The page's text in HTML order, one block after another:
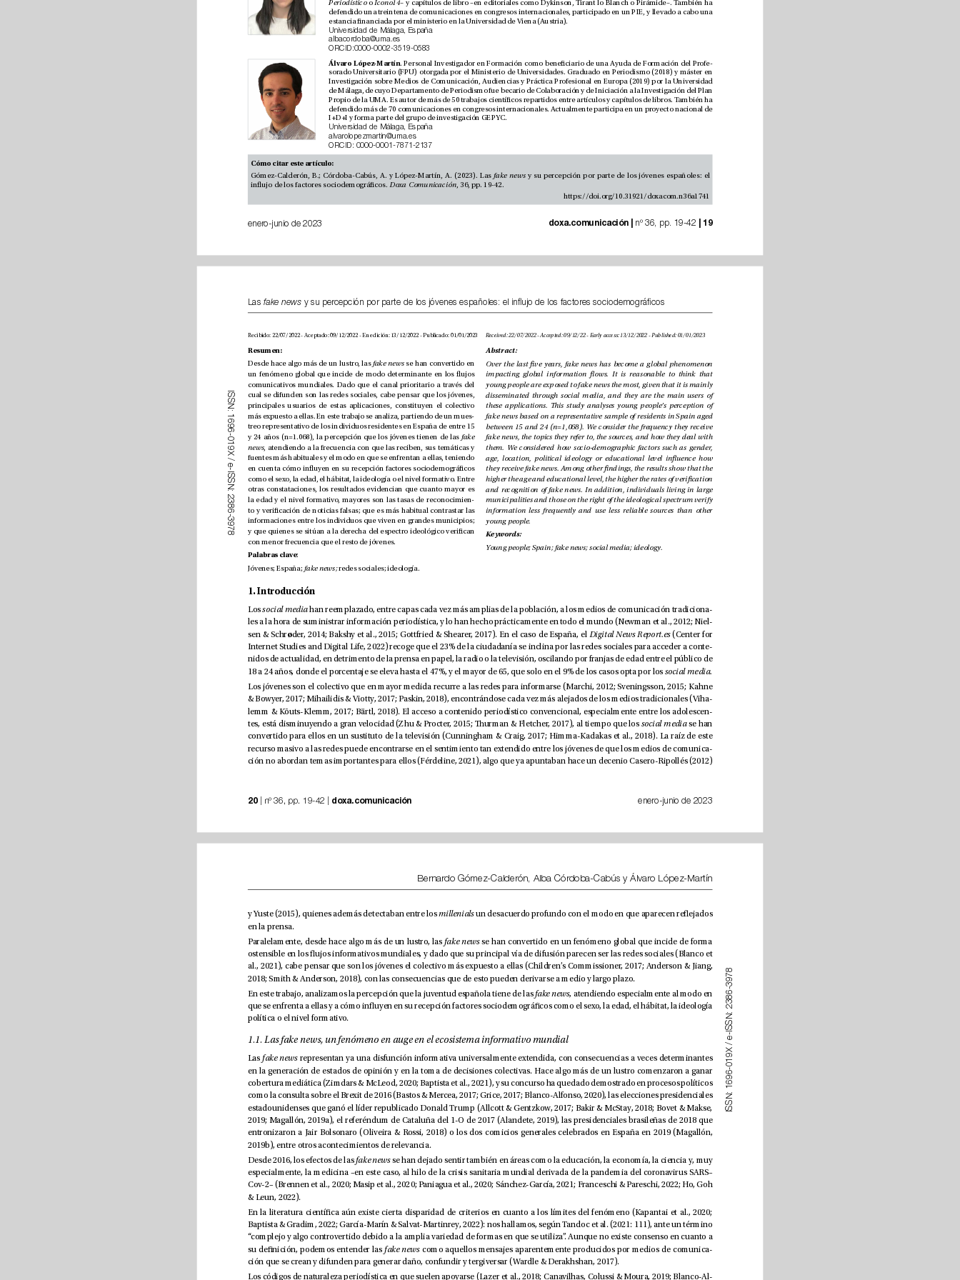
nº 36, pp. 19-42 | 19
enero-junio de 2023
Gómez-Calderón, B.; Córdoba-Cabús, A. y López-Martín, A. (2023). Las fake news
y su percepción por parte de los jóvenes españoles: el
Doxa Comunicación
, 36, pp. 19-42.
https://doi.org/10.31921/doxacom.n36a1741
Periodístico o Icono14 – y capítulos de libro –en editoriales como Dykinson, Tirant lo Blanch o Pirámide–. También ha
defendido una treintena de comunicaciones en congresos internacionales, participado en un PIE, y llevado a cabo una
Universidad de Málaga, España
albacordoba@uma.es
ORCID:0000-0002-3519-0583
Álvaro López-Martín . Personal Investigador en Formación como beneciario de una Ayuda de Formación del Profe-
Investigación sobre Medios de Comunicación, Audiencias y Práctica Profesional en Europa (2019) por la Universidad
Propio de la UMA. Es autor de más de 50 trabajos cientícos repartidos entre artículos y capítulos de libros. También ha
defendido más de 70 comunicaciones en congresos internacionales. Actualmente participa en un proyecto nacional de
I+D+I y forma parte del grupo de investigación GEPYC.
Universidad de Málaga, España
alvarolopezmartin@uma.es
ORCID: 0000-0001-7871-2137
20 enero-junio de 2023
Las fake news y su percepción por parte de los jóvenes españoles: el inujo de los factores sociodemográcos
I
S
S
N
:
1
6
9
6
-
0
1
9
X
/
e
I
S
S
N
:
2
3
8
6
-
3
9
7
8
doxa.comunicación
1. Introducción
Los social media han reemplazado, entre capas cada vez más amplias de la población, a los medios de comunicación tradiciona-
les a la hora de suministrar información periodística, y lo han hecho prácticamente en todo el mundo (Newman et al., 2012; Niel-
sen & Schrø der, 2014; Bakshy et al., 2015; Gottfried & Shearer, 2017). En el caso de España, el Digital News Report.es
Internet Studies and Digital Life, 2022) recoge que el 23% de la ciudadanía se inclina por las redes sociales para acceder a conte-
nidos de actualidad, en detrimento de la prensa en papel, la radio o la televisión, oscilando por franjas de edad entre el público de
Los jóvenes son el colectivo que en mayor medida recurre a las redes para informarse (Marchi, 2012; Sveningsson, 2015; Kahne
& Bowyer, 2017; Mihailidis & Viotty, 2017; Paskin, 2018), encontrándose cada vez más alejados de los medios tradicionales (Viha-
lemm & Kõuts-Klemm, 2017; Bärtl, 2018). El acceso a contenido periodístico convencional, especialmente entre los adolescen-
tes, está disminuyendo a gran velocidad (Zhu & Procter, 2015; urman & Fletcher, 2017), al tiempo que los
social media
convertido para ellos en un sustituto de la televisión (Cunningham & Craig, 2017; Himma-Kadakas et al., 2018). La raíz de este
recurso masivo a las redes puede encontrarse en el sentimiento tan extendido entre los jóvenes de que los medios de comunica-
Resumen:
Desde hace algo más de un lustro, las fake news
un fenómeno global que incide de modo determinante en los ujos
más expuesto a ellas. En este trabajo se analiza, partiendo de un mues-
y 24 años (n=1.068), la percepción que los jóvenes tienen de las fake
news
en cuenta cómo inuyen en su recepción factores sociodemográcos
como el sexo, la edad, el hábitat, la ideología o el nivel formativo. Entre
otras constataciones, los resultados evidencian que cuanto mayor es
la edad y el nivel formativo, mayores son las tasas de reconocimien-
to y vericación de noticias falsas; que es más habitual contrastar las
Palabras clave
fake news; redes sociales; ideología.
Abstract:
impacting global information ows. It is reasonable to think that
young people are exposed to fake news the most, given that it is mainly
disseminated through social media, and they are the main users of
these applications. is study analyses young people’s perception of
fake news based on a representative sample of residents in Spain aged
between 15 and 24 (n=1,068). We consider the frequency they receive
fake news, the topics they refer to, the sources, and how they deal with
age, location, political ideology or educational level inuence how
they receive fake news. Among other ndings, the results show that the
and recognition of fake news. In addition, individuals living in large
municipalities and those on the right of the ideological spectrum verify
information less frequently and use less reliable sources than other
young people.
Keywords:
Young people; Spain; fake news; social media; ideology.
Recibido: 22/07/2022 - Aceptado: 09/12/2022 - En edición: 13/12/2022 - Publicado: 01/01/2023 Received: 22/07/2022 - Accepted: 09/12/22 - Early access: 13/12/2022 - Published: 01/01/2023
Bernardo Gómez-Calderón, Alba Córdoba-Cabús y Álvaro López-Martín
I
S
S
N
:
1
6
9
6
-
0
1
9
X
/
e
-
I
S
S
N
2
3
8
6
-
3
9
7
8
y Yuste (2015), quienes además detectaban entre los millenials
un desacuerdo profundo con el modo en que aparecen reejados
en la prensa.
Paralelamente, desde hace algo más de un lustro, las
fake news
ostensible en los ujos informativos mundiales, y dado que su principal vía de difusión parecen ser las redes sociales (Blanco et
En este trabajo, analizamos la percepción que la juventud española tiene de las
fake news
política o el nivel formativo.
1.1. Las fake news, un fenómeno en auge en el ecosistema informativo mundial
fake news
representan ya una disfunción informativa universalmente extendida, con consecuencias a veces determinantes
cobertura mediática (Zimdars & McLeod, 2020; Baptista et al., 2021), y su concurso ha quedado demostrado en procesos políticos
como la consulta sobre el Brexit de 2016 (Bastos & Mercea, 2017; Grice, 2017; Blanco-Alfonso, 2020), las elecciones presidenciales
2019; Magallón, 2019a), el referéndum de Cataluña del 1-O de 2017 (Alandete, 2019), las presidenciales brasileñas de 2018 que
2019b), entre otros acontecimientos de relevancia.
Desde 2016, los efectos de las
fake news
se han dejado sentir también en áreas como la educación, la economía, la ciencia y, muy
especialmente, la medicina –en este caso, al hilo de la crisis sanitaria mundial derivada de la pandemia del coronavirus SARS–
Cov-2– (Brennen et al., 2020; Masip et al., 2020; Paniagua et al., 2020; Sánchez-García, 2021; Franceschi & Pareschi, 2022; Ho, Goh
& Leun, 2022).
“complejo y algo controvertido debido a la amplia variedad de formas en que se utiliza”. Aunque no existe consenso en cuanto a
fake news como aquellos mensajes aparentemente producidos por medios de comunica-
ción que se crean y difunden para generar daño, confundir y tergiversar (Wardle & Derakhshan, 2017).
Los códigos de naturaleza periodística en que suelen apoyarse (Lazer et al., 2018; Canavilhas, Colussi & Moura, 2019; Blanco-Al-